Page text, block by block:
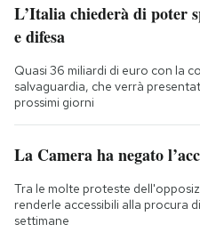
L’Italia chiederà di poter
e difesa
Quasi 36 miliardi di euro con la
salvaguardia, che verrà
prossimi giorni
La Camera ha negato
Tra le molte proteste
renderle accessibili alla procura
settimane